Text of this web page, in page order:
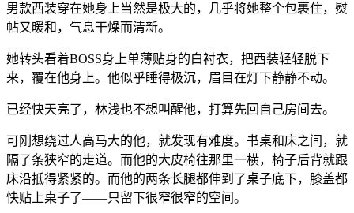
男款西装穿在她身上当然是极大的，几乎将她整个包裹住，熨
帖又暖和，气息干燥而清新。
她转头看着BOSS身上单薄贴身的白衬衣，把西装轻轻脱下
来，覆在他身上。他似乎睡得极沉，眉目在灯下静静不动。
已经快天亮了，林浅也不想叫醒他，打算先回自己房间去。
可刚想绕过人高马大的他，就发现有难度。书桌和床之间，就
隔了条狭窄的走道。而他的大皮椅往那里一横，椅子后背就跟
床沿抵得紧紧的。而他的两条长腿都伸到了桌子底下，膝盖都
快贴上桌子了——只留下很窄很窄的空间。